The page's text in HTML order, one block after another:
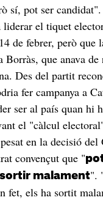
sí, pot ser
el tiquet
de febrer, però que
Borràs, que anava
Des del partit
fer campanya a
ser al país quan hi
el "càlcul
en la decisió
convençut que "
malament".
fet, els ha sortit